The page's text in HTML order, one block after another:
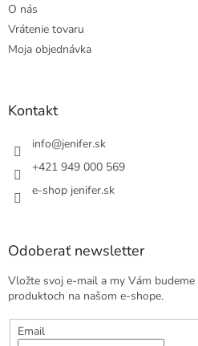
O nás
Vrátenie tovaru
Moja objednávka
Kontakt
info@jenifer.sk
+421 949 000 569
e-shop jenifer.sk
Odoberať newsletter
Vložte svoj e-mail a my Vám
produktoch na našom e-shope.
Email